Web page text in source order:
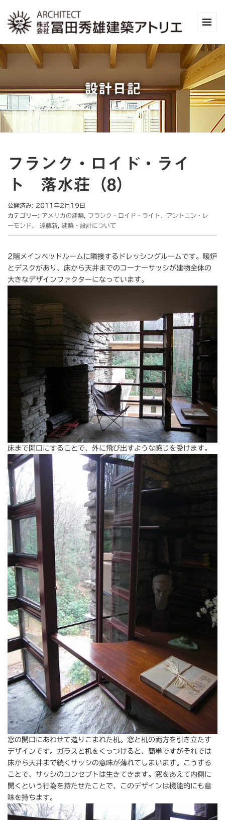
設計日記
フランク・ロイド・ライ
ト 落水荘（8）
公開済み: 2011年2月19日
カテゴリー: アメリカの建築
フランク・ロイド・ライト、アントニン・レ
ーモンド、 遠藤新
建築・設計について
2階メインベッドルームに隣接するドレッシングルームです。暖炉
とデスクがあり、床から天井までのコーナーサッシが建物全体の
大きなデザインファクターになっています。
床まで開口にすることで、外に飛び出すような感じを受けます。
窓の開口にあわせて造りこまれた机。窓と机の両方を引き立たす
デザインです。ガラスと机をくっつけると、簡単ですがそれでは
床から天井まで続くサッシの意味が薄れてしまいます。こうする
ことで、サッシのコンセプトは生きてきます。窓をあえて内側に
開くという行為を持たせたことで、このデザインは機能的にも意
味を持ちます。